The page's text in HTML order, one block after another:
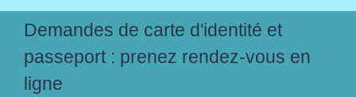
Demandes de carte d'identité et
passeport : prenez rendez-vous en
ligne